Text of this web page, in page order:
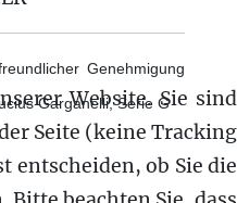
Genehmigung
Garganelli, Serie G
Website. Sie sind
Seite (keine Tracking
entscheiden, ob Sie die